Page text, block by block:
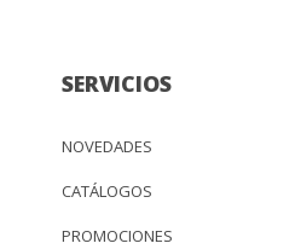
SERVICIOS
NOVEDADES
CATÁLOGOS
PROMOCIONES